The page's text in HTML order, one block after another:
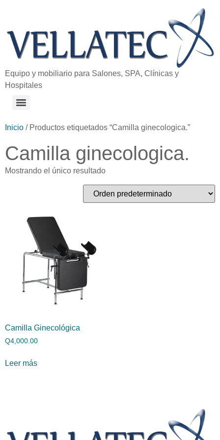
Equipo y mobiliario para Salones, SPA, Clínicas y
Hospitales
Inicio / Productos etiquetados “Camilla ginecologica.”
Camilla ginecologica.
Mostrando el único resultado
Camilla Ginecológica
Q4,000.00
Leer más